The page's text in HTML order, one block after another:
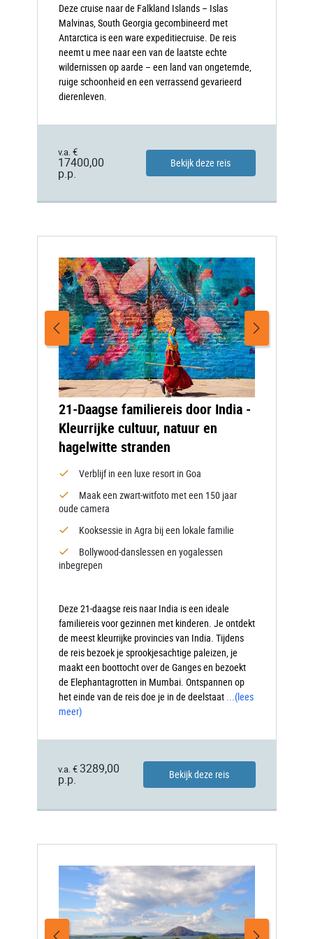
Deze cruise naar de Falkland Islands – Islas
Malvinas, South Georgia gecombineerd met
Antarctica is een ware expeditiecruise. De reis
neemt u mee naar een van de laatste echte
wildernissen op aarde – een land van ongetemde,
ruige schoonheid en een verrassend gevarieerd
dierenleven.
v.a. €
17400,00
p.p.
Bekijk deze reis
21-Daagse familiereis door India -
Kleurrijke cultuur, natuur en
hagelwitte stranden
Verblijf in een luxe resort in Goa
Maak een zwart-witfoto met een 150 jaar
oude camera
Kooksessie in Agra bij een lokale familie
Bollywood-danslessen en yogalessen
inbegrepen
Deze 21-daagse reis naar India is een ideale
familiereis voor gezinnen met kinderen. Je ontdekt
de meest kleurrijke provincies van India. Tijdens
de reis bezoek je sprookjesachtige paleizen, je
maakt een boottocht over de Ganges en bezoekt
de Elephantagrotten in Mumbai. Ontspannen op
het einde van de reis doe je in de deelstaat ...(lees
meer)
v.a. € 3289,00
p.p.
Bekijk deze reis